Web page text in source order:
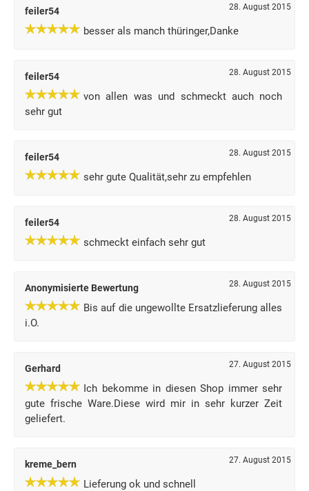
feiler54 28. August 2015
besser als manch thüringer,Danke
feiler54 28. August 2015
von allen was und schmeckt auch noch
sehr gut
feiler54 28. August 2015
sehr gute Qualität,sehr zu empfehlen
feiler54 28. August 2015
schmeckt einfach sehr gut
Anonymisierte Bewertung 28. August 2015
Bis auf die ungewollte Ersatzlieferung alles
i.O.
Gerhard 27. August 2015
Ich bekomme in diesen Shop immer sehr
gute frische Ware.Diese wird mir in sehr kurzer Zeit
geliefert.
kreme_bern 27. August 2015
Lieferung ok und schnell